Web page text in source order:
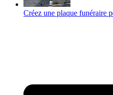
Créez une plaque funéraire